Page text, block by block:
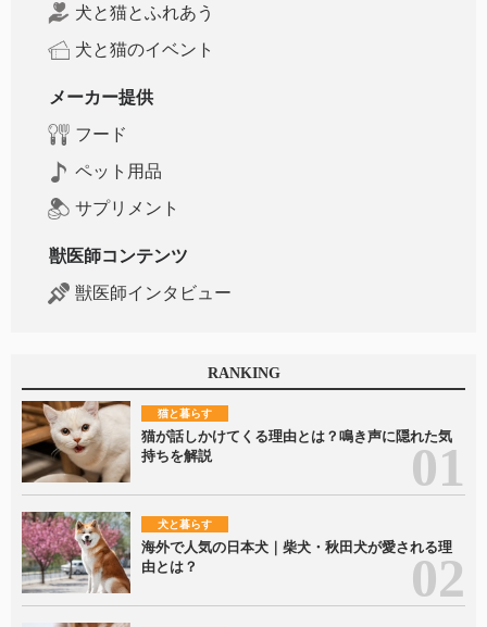
犬と猫とふれあう
犬と猫のイベント
メーカー提供
フード
ペット用品
サプリメント
獣医師コンテンツ
獣医師インタビュー
RANKING
猫と暮らす
猫が話しかけてくる理由とは？鳴き声に隠れた気
持ちを解説
犬と暮らす
海外で人気の日本犬｜柴犬・秋田犬が愛される理
由とは？